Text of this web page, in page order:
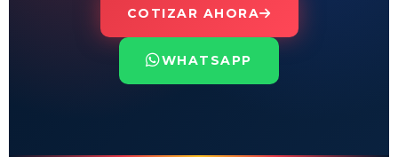
COTIZAR AHORA
WHATSAPP